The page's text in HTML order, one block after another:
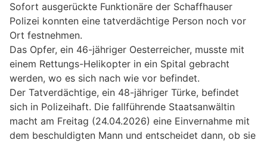
Sofort ausgerückte Funktionäre der Schaffhauser
Polizei konnten eine tatverdächtige Person noch vor
Ort festnehmen.
Das Opfer, ein 46-jähriger Oesterreicher, musste mit
einem Rettungs-Helikopter in ein Spital gebracht
werden, wo es sich nach wie vor befindet.
Der Tatverdächtige, ein 48-jähriger Türke, befindet
sich in Polizeihaft. Die fallführende Staatsanwältin
macht am Freitag (24.04.2026) eine Einvernahme mit
dem beschuldigten Mann und entscheidet dann, ob sie